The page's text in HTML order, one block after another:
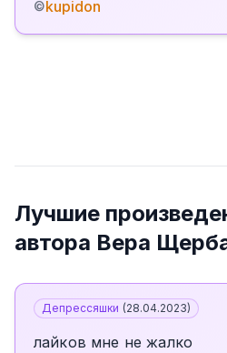
©kupidon
Лучшие
автора Вера
Депрессяшки (28.04.2023)
лайков мне не жалко